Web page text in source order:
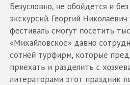
Безусловно, не обойдется и
экскурсий. Георгий
фестиваль смогут посетить
«Михайловское» давно
сотней турфирм, которые
приехать и разделить с
литераторами этот праздник